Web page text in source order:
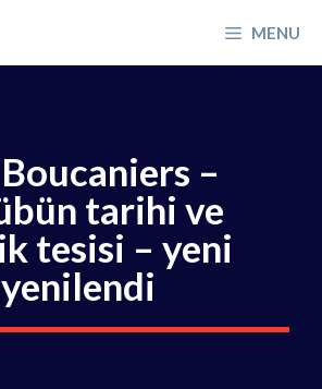
MENU
–
tarihi ve
tesisi – yeni
yenilendi